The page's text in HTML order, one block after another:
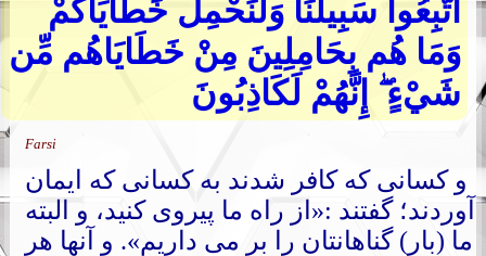
اتَّبِعُوا سَبِيلَنَا وَلْنَحْمِلْ خَطَايَاكُمْ
وَمَا هُم بِحَامِلِينَ مِنْ خَطَايَاهُم مِّن
شَيْءٍ ۖ إِنَّهُمْ لَكَاذِبُونَ
Farsi
و کسانی که کافر شدند به کسانی که ایمان
آوردند؛ گفتند :«از راه ما پیروی کنید، و البته
ما (بار) گناهانتان را بر می داریم». و آنها هر